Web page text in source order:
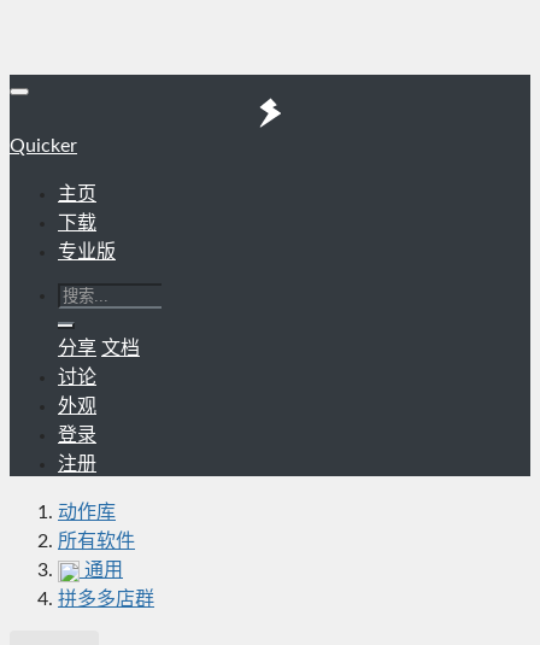
Quicker
主页
下载
专业版
分享 文档
讨论
外观
登录
注册
动作库
所有软件
通用
拼多多店群